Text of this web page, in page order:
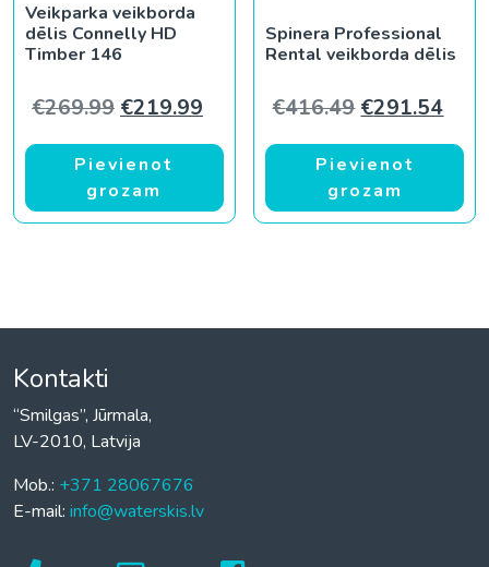
Veikparka veikborda
dēlis Connelly HD
Timber 146
€269.99 Original price was: €269.99.
€219.99 Current price is: €219.99.
Pievienot
grozam
Spinera Professional
Rental veikborda dēlis
€416.49 Original
€291.54
Pievienot
grozam
Kontakti
“Smilgas”, Jūrmala,
LV-2010, Latvija
Mob.: +371 28067676
E-mail: info@waterskis.lv